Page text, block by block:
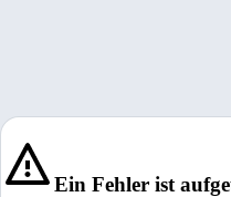
Ein Fehler ist